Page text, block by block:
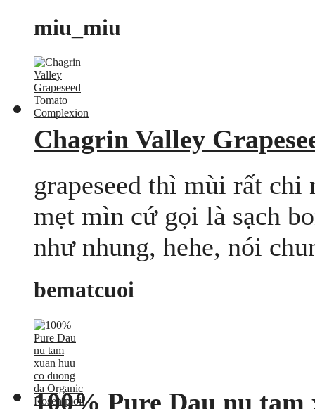
miu_miu
Chagrin Valley
grapeseed thì mùi rất
mẹt mìn cứ gọi là sạch
như nhung, hehe, nói
bematcuoi
100% Pure Dau nu